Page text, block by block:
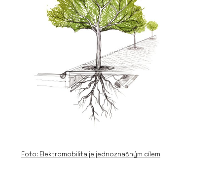
Foto: Elektromobilita je jednoznačným cílem